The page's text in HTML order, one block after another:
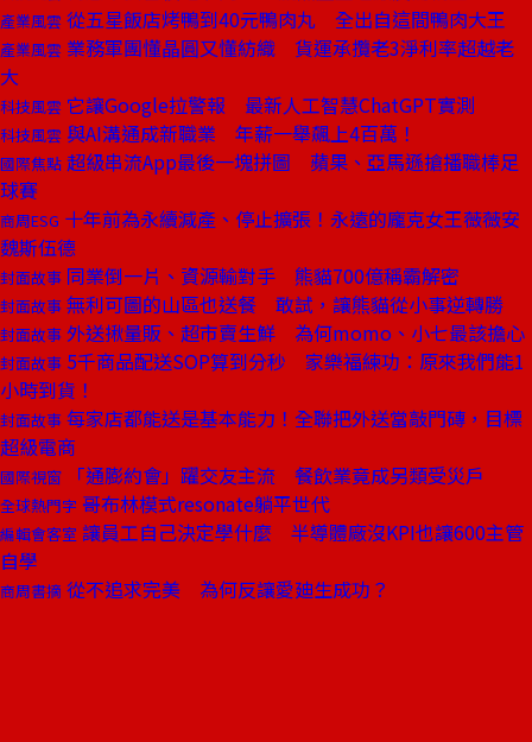
產業風雲 從五星飯店烤鴨到40元鴨肉丸 全出自這間鴨肉大王
產業風雲 業務軍團懂晶圓又懂紡織 貨運承攬老3淨利率超越老
大
科技風雲 它讓Google拉警報 最新人工智慧ChatGPT實測
科技風雲 與AI溝通成新職業 年薪一舉飆上4百萬！
國際焦點 超級串流App最後一塊拼圖 蘋果、亞馬遜搶播職棒足
球賽
商周ESG 十年前為永續減產、停止擴張！永遠的龐克女王薇薇安
魏斯伍德
封面故事 同業倒一片、資源輸對手 熊貓700億稱霸解密
封面故事 無利可圖的山區也送餐 敢試，讓熊貓從小事逆轉勝
封面故事 外送揪量販、超市賣生鮮 為何momo、小七最該擔心
封面故事 5千商品配送SOP算到分秒 家樂福練功：原來我們能1
小時到貨！
封面故事 每家店都能送是基本能力！全聯把外送當敲門磚，目標
超級電商
國際視窗 「通膨約會」躍交友主流 餐飲業竟成另類受災戶
全球熱門字 哥布林模式resonate躺平世代
編輯會客室 讓員工自己決定學什麼 半導體廠沒KPI也讓600主管
自學
商周書摘 從不追求完美 為何反讓愛廸生成功？